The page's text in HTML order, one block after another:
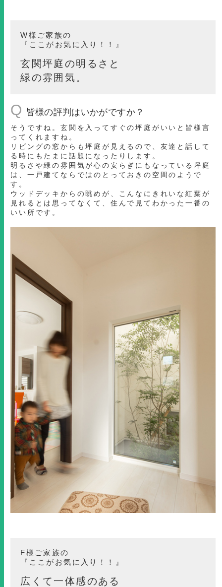
W様ご家族の
『ここがお気に入り！！』
玄関坪庭の明るさと
緑の雰囲気。
Q 皆様の評判はいかがですか？
そうですね。玄関を入ってすぐの坪庭がいいと皆様言
ってくれますね。
リビングの窓からも坪庭が見えるので、友達と話して
る時にもたまに話題になったりします。
明るさや緑の雰囲気が心の安らぎにもなっている坪庭
は、一戸建てならではのとっておきの空間のようで
す。
ウッドデッキからの眺めが、こんなにきれいな紅葉が
見れるとは思ってなくて、住んで見てわかった一番の
いい所です。
F様ご家族の
『ここがお気に入り！！』
広くて一体感のある